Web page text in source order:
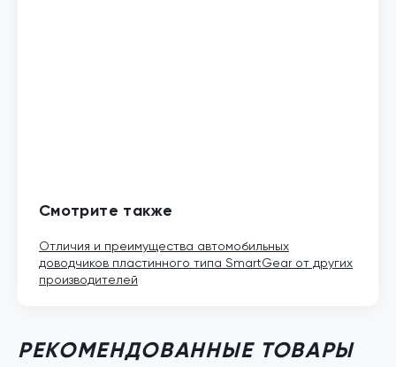
Смотрите также
Отличия и преимущества автомобильных
доводчиков пластинного типа SmartGear от других
производителей
РЕКОМЕНДОВАННЫЕ ТОВАРЫ